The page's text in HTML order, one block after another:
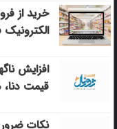
خرید از
افزایش
قیمت دنا،
نکات